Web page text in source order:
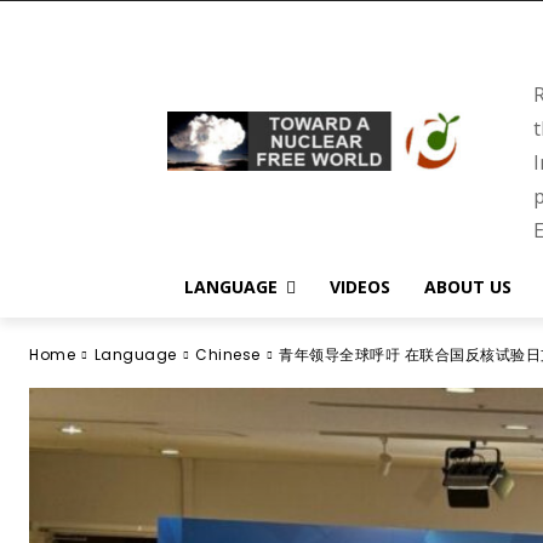
LANGUAGE VIDEOS ABOUT US
Home Language Chinese 青年领导全球呼吁 在联合国反核试验